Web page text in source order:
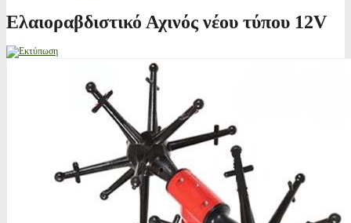
Ελαιοραβδιστικό Αχινός νέου τύπου 12V